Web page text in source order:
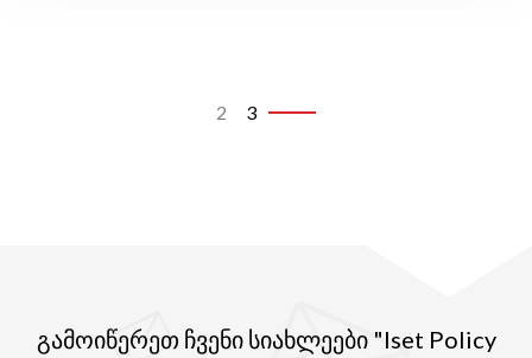
2 3
გამოიწერეთ ჩვენი სიახლეები "Iset Policy